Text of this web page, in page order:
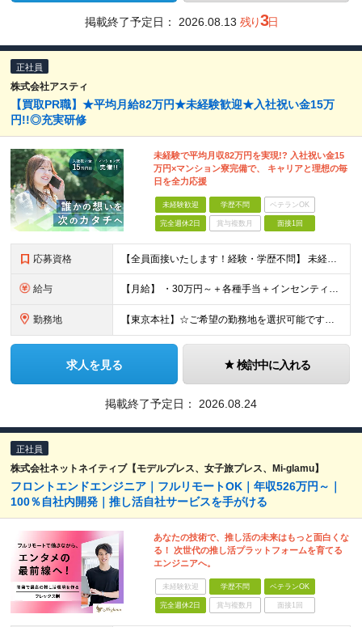
掲載終了予定日： 2026.08.13 残り3日
正社員
株式会社アスティ
【買取PR職】★平均月給82万円★未経験歓迎★入社祝い金15万
円!!◎充実研修
未経験で平均月収82万円を実現!? 入社祝い金15
万円×マンション寮完備で、 キャリアと理想の毎
日を全力応援
未経験歓迎 学歴不問 ベテランOK
完全週休2日 賞与複数月 面接1回
応募資格 【全員面接いたします！経験・学歴不問】 未経験から稼ぎたい人＜第二新卒・社会人デビュー歓迎＞ ☆職種・業種未経験歓迎！未経験から稼げる環境です。 ◇人柄・意欲重視の選考！◇ 面接はお互いのことを知
給与 【月給】 ・30万円～＋各種手当＋インセンティブ ・試用期間(6ヶ月) ※固定残業代は、時間外労働の有無に関わらず月34時間分を月5.6万円支給 ※上記を超える時間外労働分は追加で支給 ※試用期間中の
勤務地 【東京本社】☆ご希望の勤務地を選択可能です！U・Iターン歓迎 〒171-0021 東京都豊島区西池袋２丁目３９－８ ■新宿営業所 「新宿御苑前駅」より徒歩5分、「新宿三丁目駅」より徒歩8分 東京都新
求人を見る 検討中に入れる
掲載終了予定日： 2026.08.24
正社員
株式会社ネットネイティブ【モデルプレス、女子旅プレス、Mi-glamu】
フロントエンドエンジニア｜フルリモートOK｜年収526万円～｜
100％自社内開発｜推し活自社サービスを手がける
あなたの技術で、推し活の未来はもっと面白くな
る！ 次世代の推し活プラットフォームを育てる
エンジニアへ。
未経験歓迎 学歴不問 ベテランOK
完全週休2日 賞与複数月 面接1回